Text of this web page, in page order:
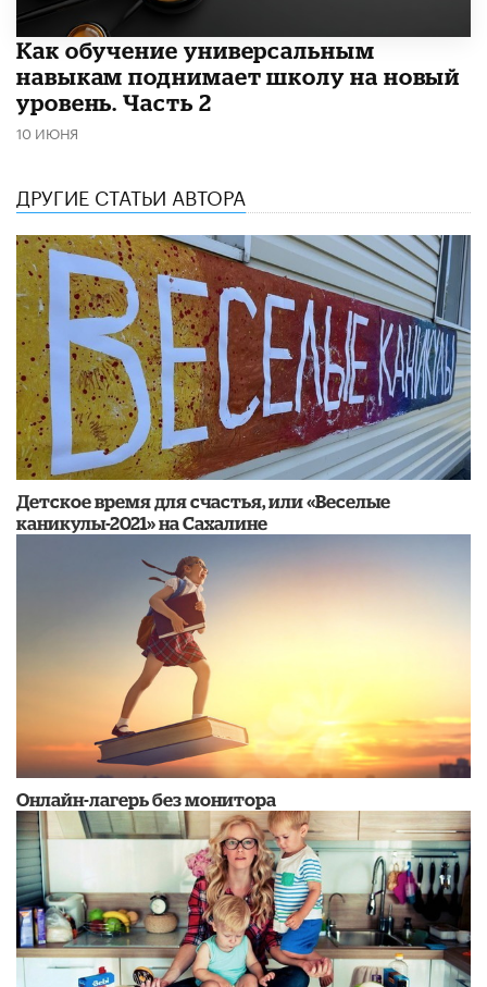
​Как обучение универсальным
навыкам поднимает школу на новый
уровень. Часть 2
10 ИЮНЯ
ДРУГИЕ СТАТЬИ АВТОРА
Детское время для счастья, или «Веселые
каникулы-2021» на Сахалине
Онлайн-лагерь без монитора